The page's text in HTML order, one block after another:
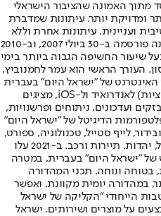
מתוך האמונה שהציבור הישראלי
ומדויקת יותר. עיתונות שמדברת
ועניינית. עיתונות אחרת וללא
תשלום. המהדורה המודפסת הראשונה פורסמה ב-30 ביולי 2007, וב-2010
שיעור החשיפה הגבוה ביותר בימי
העורך הראשי הוא עמר לחמנוביץ,
של "ישראל היום" בעברית
ובאנגלית, כמו כן היישומונים (אפליקציות) לאנדרואיד ול-iOS, מציגים
ועדכונים, ניתוחים ופרשנויות,
הדיגיטל של "ישראל היום"
לייף סטייל, טכנולוגיה, ספורט,
כלכלה וצרכנות, בריאות, חיילים, אוכל, יהדות, תיירות ורכב. ב-2021 עלו
של "ישראל היום" בעברית, במטרה
בטוחה ונוחה. תכני המהדורה
במהדורה יומית מקוונת, ואפשר
הייחודי "הקליקה של ישראל
על מוצרים ושירותים. ישראל